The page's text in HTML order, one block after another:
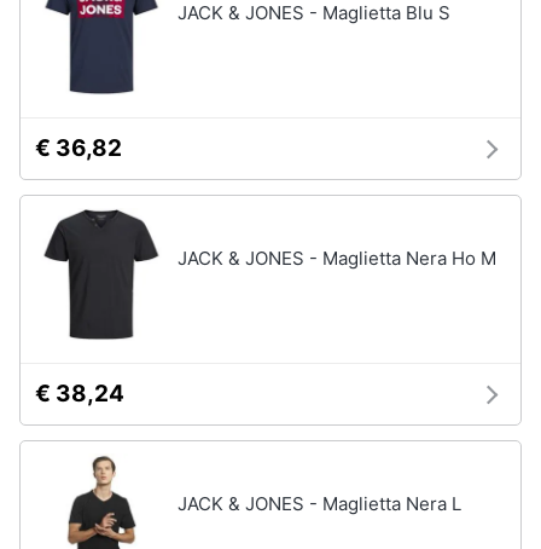
JACK & JONES - Maglietta Blu S
€ 36,82
JACK & JONES - Maglietta Nera Ho M
€ 38,24
JACK & JONES - Maglietta Nera L